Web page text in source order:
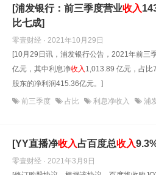
[浦发银行：前三季度营业收入
比七成]
零壹财经 · 2021年10月29日
[10月29日讯，浦发银行公告，2021年前三
亿元，其中利息净收入 1,013.89 亿元，占比
股东的净利润415.36亿元。]
前三季度 占比 利息净收入 浦
[YY直播净收入占百度总收入
零壹财经 · 2021年3月9日